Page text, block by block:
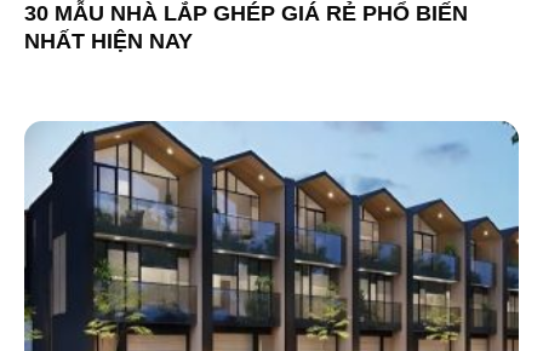
30 MẪU NHÀ LẮP GHÉP GIÁ RẺ PHỔ BIẾN
NHẤT HIỆN NAY